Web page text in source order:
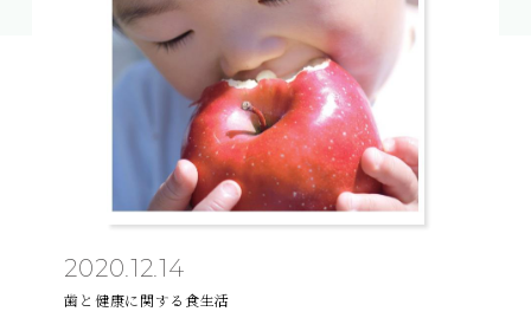
2020.12.14
歯と健康に関する食生活